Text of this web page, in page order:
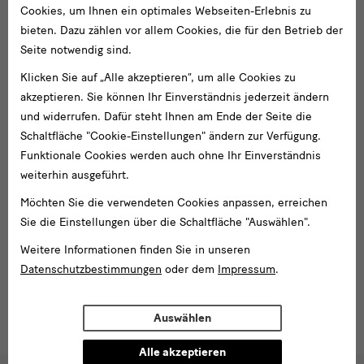
Museum für Druckkunst Leipzig
Cookies, um Ihnen ein optimales Webseiten-Erlebnis zu
bieten. Dazu zählen vor allem Cookies, die für den Betrieb der
Seite notwendig sind.
Klicken Sie auf „Alle akzeptieren“, um alle Cookies zu
akzeptieren. Sie können Ihr Einverständnis jederzeit ändern
und widerrufen. Dafür steht Ihnen am Ende der Seite die
Schaltfläche "Cookie-Einstellungen" ändern zur Verfügung.
Funktionale Cookies werden auch ohne Ihr Einverständnis
weiterhin ausgeführt.
Möchten Sie die verwendeten Cookies anpassen, erreichen
Sie die Einstellungen über die Schaltfläche "Auswählen".
Weitere Informationen finden Sie in unseren
Datenschutzbestimmungen oder dem Impressum.
Auswählen
Alle akzeptieren